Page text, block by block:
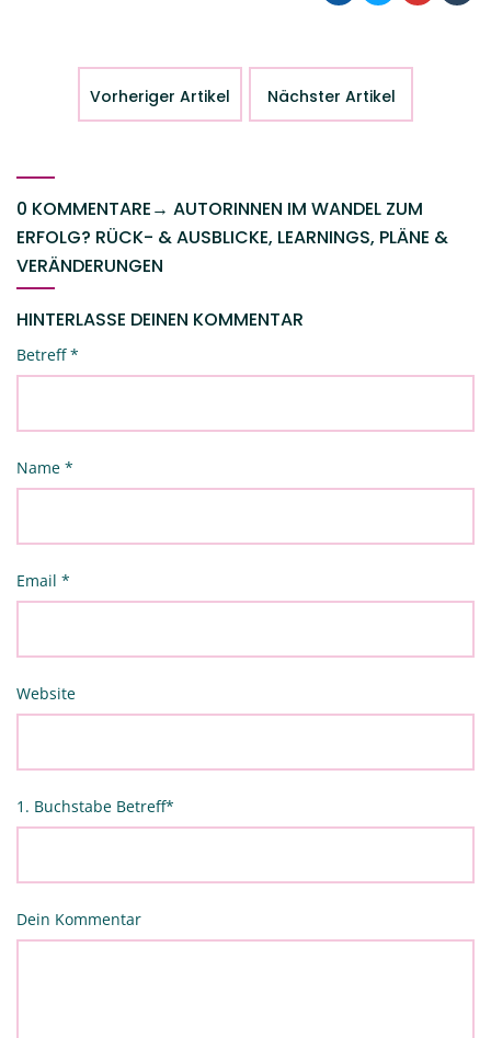
Vorheriger Artikel Nächster Artikel
0 KOMMENTARE→ AUTORINNEN IM WANDEL ZUM
ERFOLG? RÜCK- & AUSBLICKE, LEARNINGS, PLÄNE &
VERÄNDERUNGEN
HINTERLASSE DEINEN KOMMENTAR
Betreff*
Name *
Email *
Website
1. Buchstabe Betreff*
Dein Kommentar